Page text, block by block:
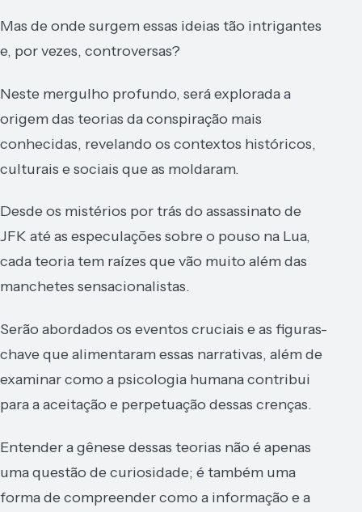
Mas de onde surgem essas ideias tão intrigantes
e, por vezes, controversas?
Neste mergulho profundo, será explorada a
origem das teorias da conspiração mais
conhecidas, revelando os contextos históricos,
culturais e sociais que as moldaram.
Desde os mistérios por trás do assassinato de
JFK até as especulações sobre o pouso na Lua,
cada teoria tem raízes que vão muito além das
manchetes sensacionalistas.
Serão abordados os eventos cruciais e as figuras-
chave que alimentaram essas narrativas, além de
examinar como a psicologia humana contribui
para a aceitação e perpetuação dessas crenças.
Entender a gênese dessas teorias não é apenas
uma questão de curiosidade; é também uma
forma de compreender como a informação e a